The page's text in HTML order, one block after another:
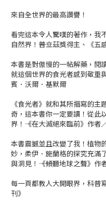
來自全世界的最高讚譽！
看完這本令人驚嘆的著作，我
自然界！――普立茲獎得主、《
本書是對傲慢的一帖解藥，閱
就這個世界的食光者感到敬重
賓．沃爾．基默爾
《食光者》就和其所描寫的
奇，這本書你一定要讀！從此
界！――《在大滅絕來臨前》作
本書震撼並且改變了我！植物
妙，柔伊．施蘭格的探究充滿
與洞見！――《傾聽地球之聲》
每一頁都教人大開眼界，科普
刊》